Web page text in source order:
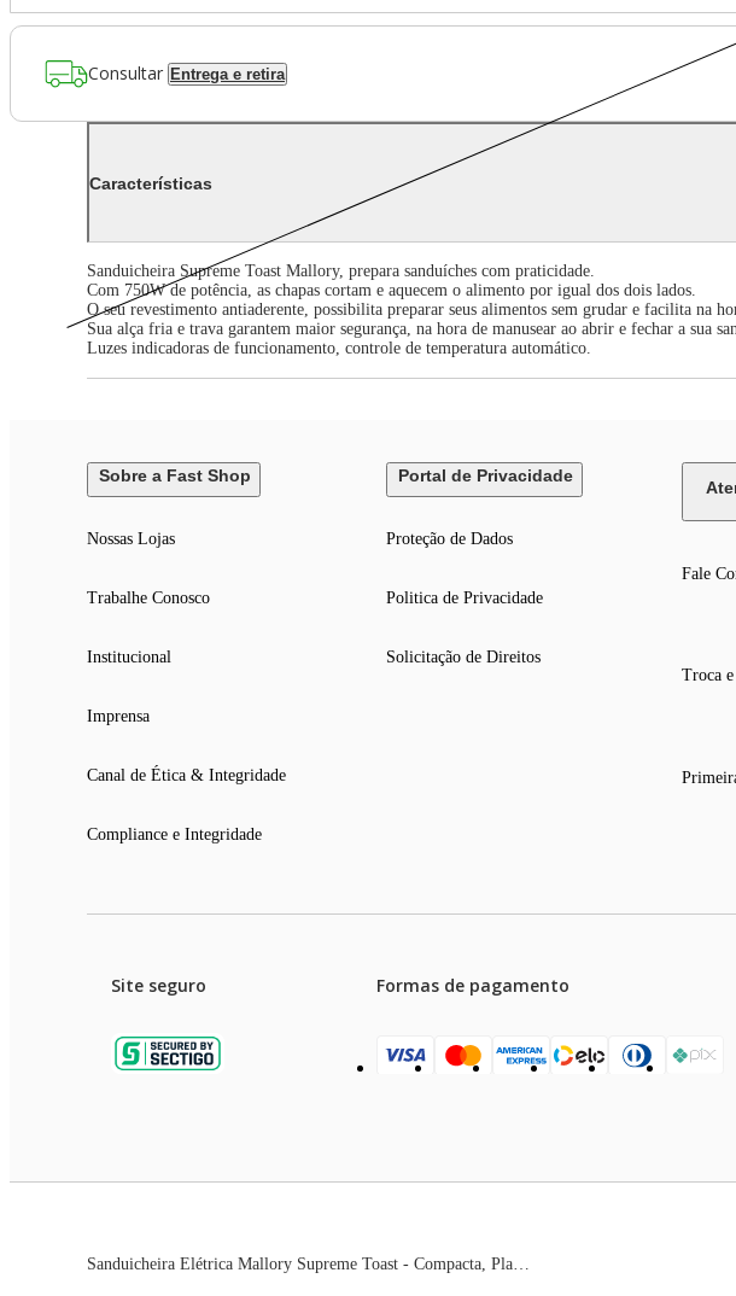
Consultar Entrega e retira
Características
Sanduicheira Supreme Toast Mallory, prepara sanduíches com praticidade.
Com 750W de potência, as chapas cortam e aquecem o alimento por igual dos dois lados.
O seu revestimento antiaderente, possibilita preparar seus alimentos sem grudar e facilita na
Sua alça fria e trava garantem maior segurança, na hora de manusear ao abrir e fechar a sua
Luzes indicadoras de funcionamento, controle de temperatura automático.
Sobre a Fast Shop
Nossas Lojas
Trabalhe Conosco
Institucional
Imprensa
Canal de Ética & Integridade
Compliance e Integridade
Portal de Privacidade
Proteção de Dados
Politica de Privacidade
Solicitação de Direitos
Fale
Troca
Site seguro Formas de pagamento
Preços e condições de pagamento válidos
As imagens dos produtos são meramente ilustrativas. Todos os preços e